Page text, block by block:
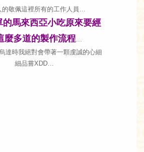
的敬佩這裡所有的工作人員…
的馬來西亞小吃原來要經
麼多道的製作流程…
達時我絕對會帶著一顆虔誠的心細
細品嘗XDD…